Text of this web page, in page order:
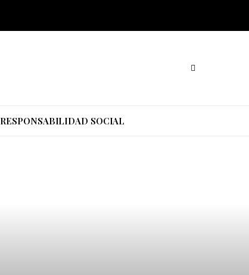
RESPONSABILIDAD SOCIAL